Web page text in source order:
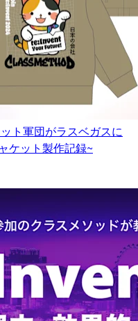
ト軍団がラスベガスに
ケット製作記録~